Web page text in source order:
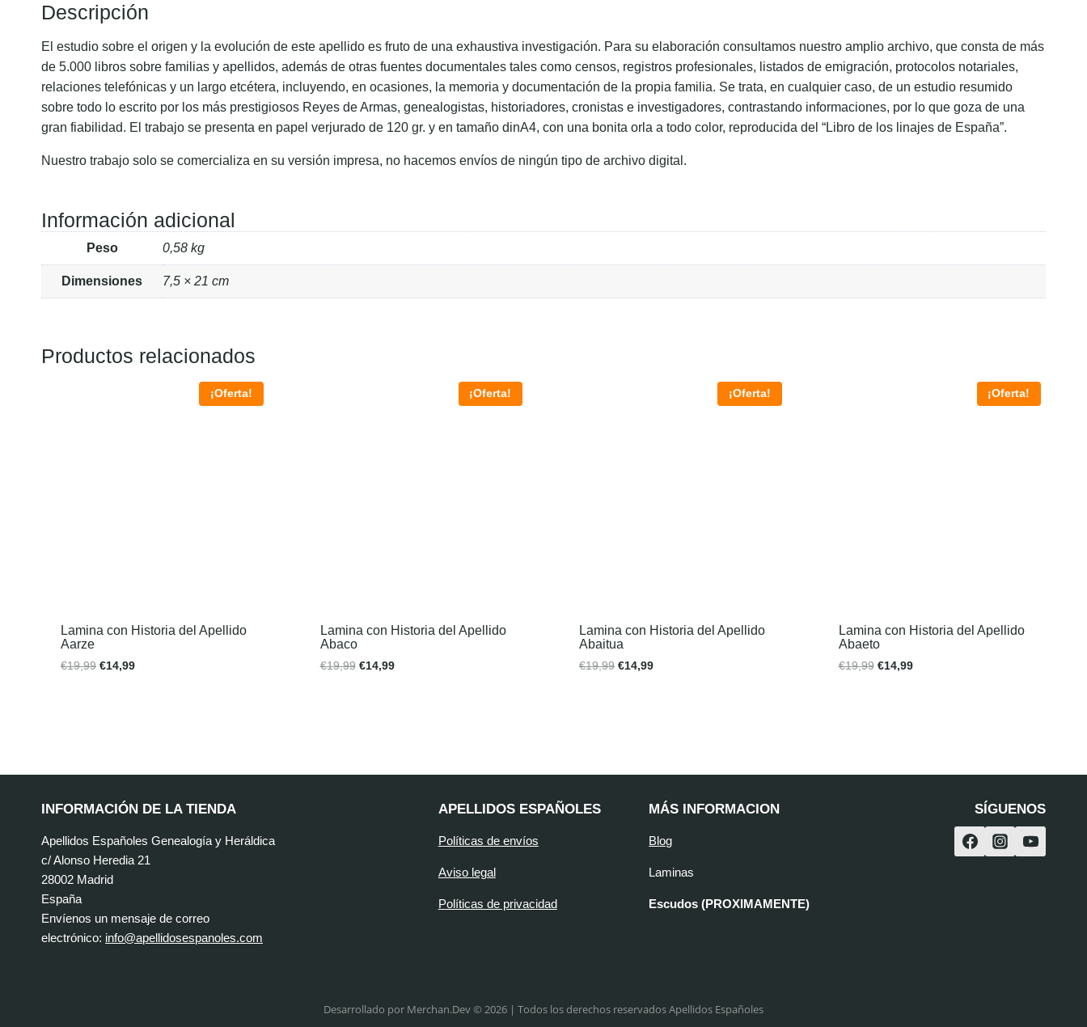
Descripción
El estudio sobre el origen y la evolución de este apellido es fruto de una exhaustiva investigación. Para su elaboración consultamos nuestro amplio archivo, que consta de más
de 5.000 libros sobre familias y apellidos, además de otras fuentes documentales tales como censos, registros profesionales, listados de emigración, protocolos notariales,
relaciones telefónicas y un largo etcétera, incluyendo, en ocasiones, la memoria y documentación de la propia familia. Se trata, en cualquier caso, de un estudio resumido
sobre todo lo escrito por los más prestigiosos Reyes de Armas, genealogistas, historiadores, cronistas e investigadores, contrastando informaciones, por lo que goza de una
gran fiabilidad. El trabajo se presenta en papel verjurado de 120 gr. y en tamaño dinA4, con una bonita orla a todo color, reproducida del “Libro de los linajes de España”.
Nuestro trabajo solo se comercializa en su versión impresa, no hacemos envíos de ningún tipo de archivo digital.
Información adicional
Peso 0,58 kg
Dimensiones 7,5 × 21 cm
Productos relacionados
¡Oferta!
Lamina con Historia del Apellido
Aarze
€19,99 €14,99
¡Oferta!
Lamina con Historia del Apellido
Abaco
€19,99 €14,99
¡Oferta!
Lamina con Historia del Apellido
Abaitua
€19,99 €14,99
¡Oferta!
Lamina con Historia del Apellido
Abaeto
€19,99 €14,99
INFORMACIÓN DE LA TIENDA
Apellidos Españoles Genealogía y Heráldica
c/ Alonso Heredia 21
28002 Madrid
España
Envíenos un mensaje de correo
electrónico: info@apellidosespanoles.com
APELLIDOS ESPAÑOLES
Políticas de envíos
Aviso legal
Políticas de privacidad
MÁS INFORMACION
Blog
Laminas
Escudos (PROXIMAMENTE)
SÍGUENOS
Desarrollado por Merchan.Dev © 2026 | Todos los derechos reservados Apellidos Españoles